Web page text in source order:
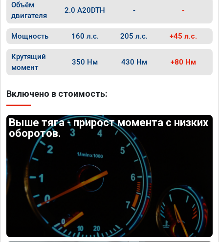
Объём
двигателя
2.0 A20DTH - -
Мощность 160 л.с. 205 л.с. +45 л.с.
Крутящий
момент
350 Нм 430 Нм +80 Нм
Включено в стоимость:
Выше тяга - прирост момента с низких
оборотов.